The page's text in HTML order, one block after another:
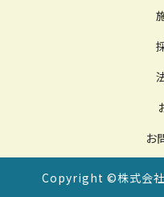
お
Copyright ©株式会社